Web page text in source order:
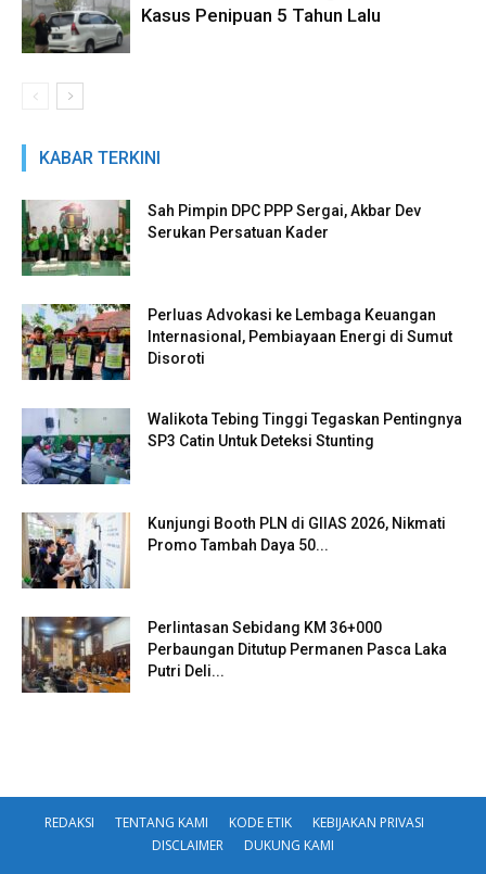
Kasus Penipuan 5 Tahun Lalu
KABAR TERKINI
Sah Pimpin DPC PPP Sergai, Akbar Dev
Serukan Persatuan Kader
Perluas Advokasi ke Lembaga Keuangan
Internasional, Pembiayaan Energi di Sumut
Disoroti
Walikota Tebing Tinggi Tegaskan Pentingnya
SP3 Catin Untuk Deteksi Stunting
Kunjungi Booth PLN di GIIAS 2026, Nikmati
Promo Tambah Daya 50...
Perlintasan Sebidang KM 36+000
Perbaungan Ditutup Permanen Pasca Laka
Putri Deli...
REDAKSI TENTANG KAMI KODE ETIK
KEBIJAKAN PRIVASI
DISCLAIMER
DUKUNG KAMI